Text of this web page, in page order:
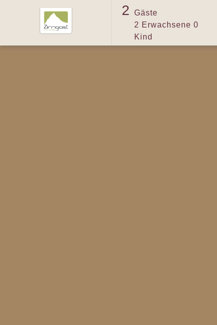
2 Gäste
2 Erwachsene 0
Kind